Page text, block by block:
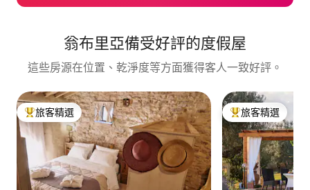
翁布里亞備受好評的度假屋
這些房源在位置、乾淨度等方面獲得客人一致好評。
旅客精選榜首
旅客精選 旅客精選榜首
旅客精選